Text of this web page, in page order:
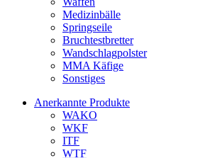
Medizinbälle
Springseile
Bruchtestbretter
Wandschlagpolster
MMA Käfige
Sonstiges
Anerkannte Produkte
WAKO
WKF
ITF
WTF